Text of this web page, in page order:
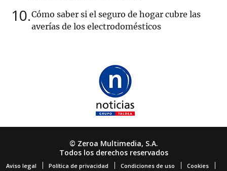
10 Cómo saber si el seguro de hogar cubre las
averías de los electrodomésticos
© Zeroa Multimedia, S.A.
Todos los derechos reservados
Aviso legal Política de privacidad Condiciones de uso Cookies